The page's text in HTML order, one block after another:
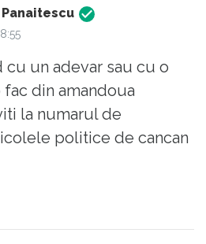
Panaitescu
cu un adevar sau cu o
fac din amandoua
la numarul de
politice de cancan
platforma
si in